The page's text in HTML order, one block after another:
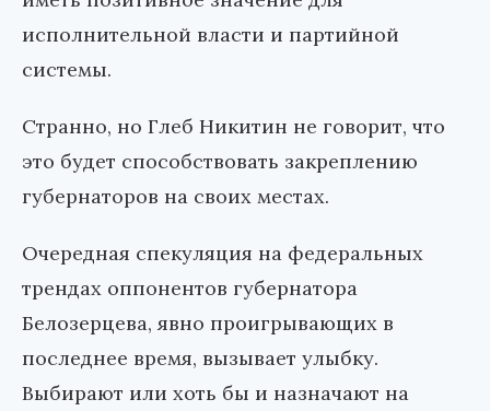
исполнительной власти и партийной
системы.
Странно, но Глеб Никитин не говорит, что
это будет способствовать закреплению
губернаторов на своих местах.
Очередная спекуляция на федеральных
трендах оппонентов губернатора
Белозерцева, явно проигрывающих в
последнее время, вызывает улыбку.
Выбирают или хоть бы и назначают на